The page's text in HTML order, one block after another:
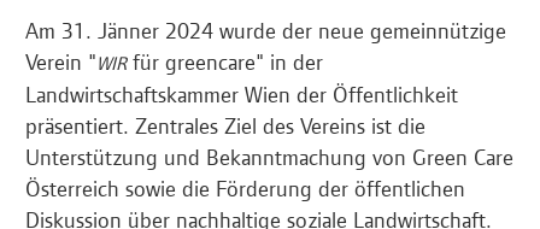
g
i
o
Am 31. Jänner 2024 wurde der neue gemeinnützige
Verein "WIRfür greencare" in der
Landwirtschaftskammer Wien der Öffentlichkeit
präsentiert. Zentrales Ziel des Vereins ist die
Unterstützung und Bekanntmachung von Green Care
Österreich sowie die Förderung der öffentlichen
Diskussion über nachhaltige soziale Landwirtschaft.